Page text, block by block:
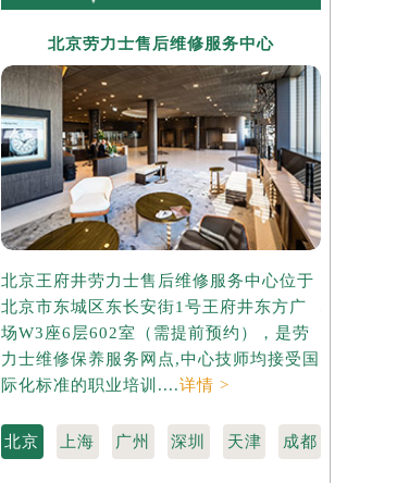
北京劳力士售后维修服务中心
北京王府井劳力士售后维修服务中心位于
北京市东城区东长安街1号王府井东方广
场W3座6层602室（需提前预约），是劳
力士维修保养服务网点,中心技师均接受国
际化标准的职业培训....详情 >
北京 上海 广州 深圳 天津 成都